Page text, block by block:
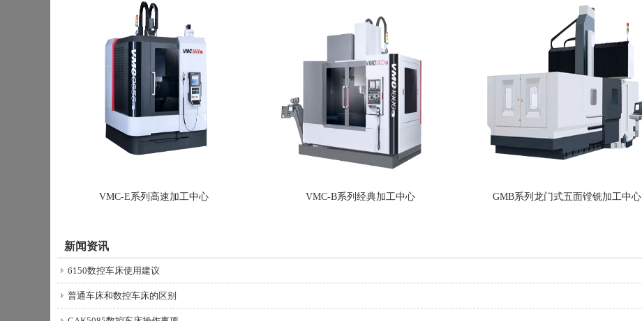
VMC-E系列高速加工中心 VMC-B系列经典加工中心 GMB系列龙门式五面镗铣加工中心
新闻资讯
6150数控车床使用建议
普通车床和数控车床的区别